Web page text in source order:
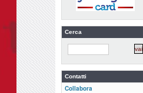
Cerca
Contatti
Collabora